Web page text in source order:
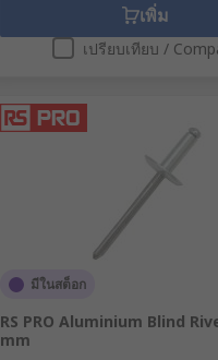
เพิ่ม
เปรียบเทียบ /
มีในสต็อก
RS PRO Aluminium Blind
mm